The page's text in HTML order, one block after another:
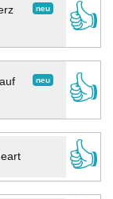
neu 👍
neu
👍
👍